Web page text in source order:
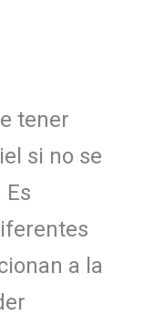
tener
si no se
a la